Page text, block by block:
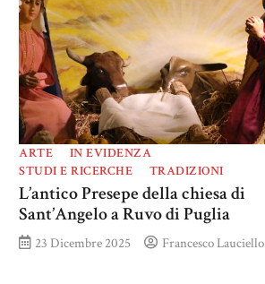
ARTE
IN EVIDENZA
STUDI E RICERCHE
TRADIZIONI
L’antico Presepe della chiesa di
Sant’Angelo a Ruvo di Puglia
23 Dicembre 2025 Francesco Lauciello